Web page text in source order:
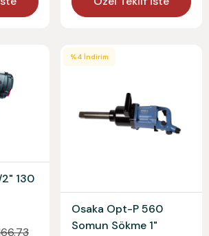
130
%4 İndirim
Osaka Opt-P 560
Somun Sökme 1"